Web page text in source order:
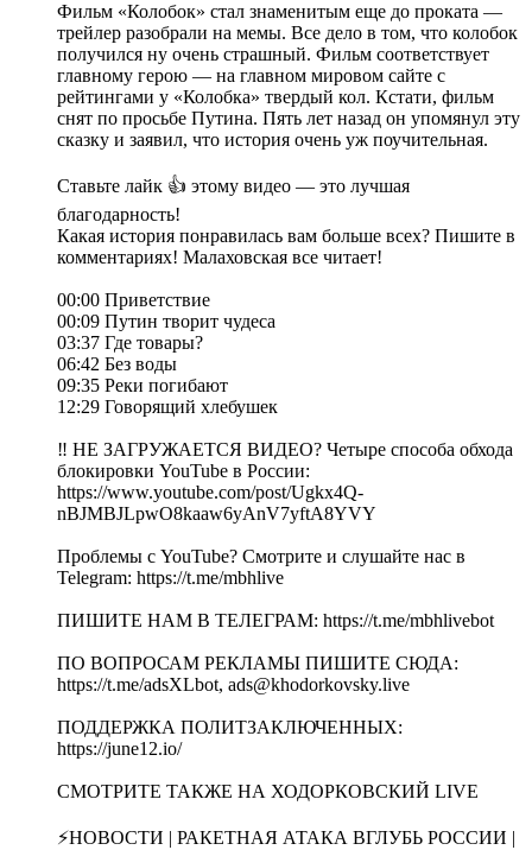
Фильм «Колобок» стал знаменитым еще до проката —
трейлер разобрали на мемы. Все дело в том, что колобок
получился ну очень страшный. Фильм соответствует
главному герою — на главном мировом сайте с
рейтингами у «Колобка» твердый кол. Кстати, фильм
снят по просьбе Путина. Пять лет назад он упомянул эту
сказку и заявил, что история очень уж поучительная.
Ставьте лайк 👍 этому видео — это лучшая
благодарность!
Какая история понравилась вам больше всех? Пишите в
комментариях! Малаховская все читает!
00:00 Приветствие
00:09 Путин творит чудеса
03:37 Где товары?
06:42 Без воды
09:35 Реки погибают
12:29 Говорящий хлебушек
‼️ НЕ ЗАГРУЖАЕТСЯ ВИДЕО? Четыре способа обхода
блокировки YouTube в России:
https://www.youtube.com/post/Ugkx4Q-
nBJMBJLpwO8kaaw6yAnV7yftA8YVY
Проблемы с YouTube? Смотрите и слушайте нас в
Telegram: https://t.me/mbhlive
ПИШИТЕ НАМ В ТЕЛЕГРАМ: https://t.me/mbhlivebot
ПО ВОПРОСАМ РЕКЛАМЫ ПИШИТЕ СЮДА:
https://t.me/adsXLbot, ads@khodorkovsky.live
ПОДДЕРЖКА ПОЛИТЗАКЛЮЧЕННЫХ:
https://june12.io/
СМОТРИТЕ ТАКЖЕ НА ХОДОРКОВСКИЙ LIVE
⚡️НОВОСТИ | РАКЕТНАЯ АТАКА ВГЛУБЬ РОССИИ |